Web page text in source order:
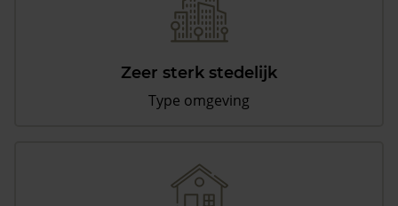
Zeer sterk stedelijk
Type omgeving